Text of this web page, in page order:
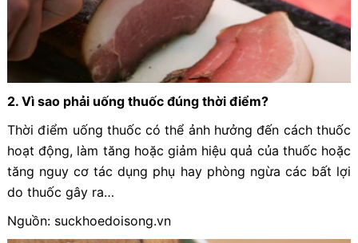
2. Vì sao phải uống thuốc đúng thời điểm?
Thời điểm uống thuốc có thể ảnh hưởng đến cách thuốc
hoạt động, làm tăng hoặc giảm hiệu quả của thuốc hoặc
tăng nguy cơ tác dụng phụ hay phòng ngừa các bất lợi
do thuốc gây ra…
Nguồn: suckhoedoisong.vn